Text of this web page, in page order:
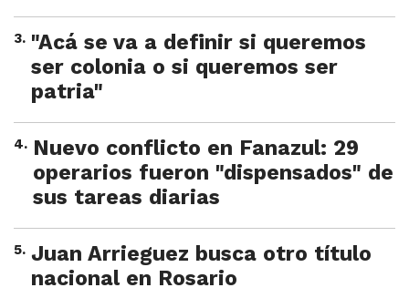
3. "Acá se va a definir si queremos
ser colonia o si queremos ser
patria"
4. Nuevo conflicto en Fanazul: 29
operarios fueron "dispensados" de
sus tareas diarias
5. Juan Arrieguez busca otro título
nacional en Rosario